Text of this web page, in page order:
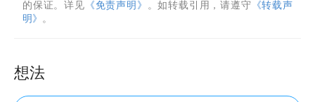
的保证。详见 《免责声明》 。如转载引用，请遵守
《转载声
明》 。
想法